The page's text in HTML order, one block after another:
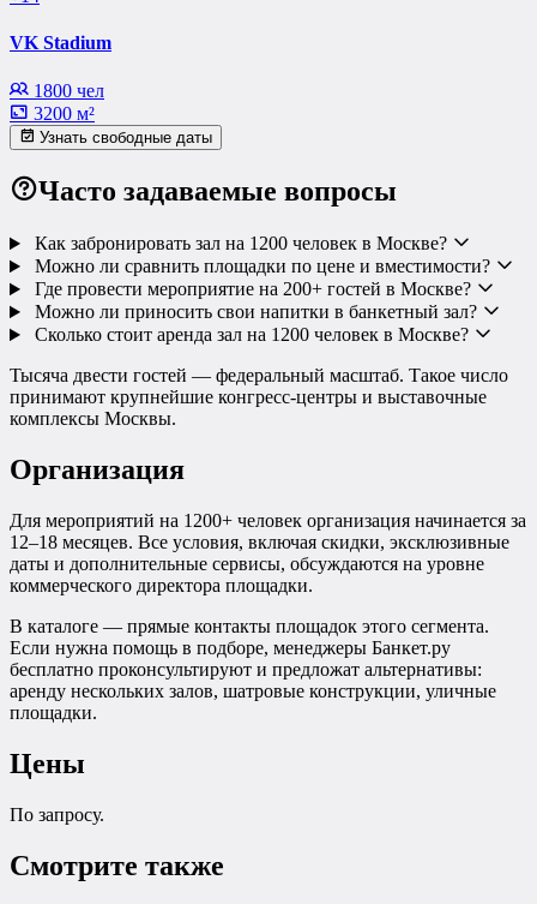
VK Stadium
1800 чел
3200 м²
Узнать свободные даты
Часто задаваемые вопросы
Как забронировать зал на 1200 человек в Москве?
Можно ли сравнить площадки по цене и вместимости?
Где провести мероприятие на 200+ гостей в Москве?
Можно ли приносить свои напитки в банкетный зал?
Сколько стоит аренда зал на 1200 человек в Москве?
Тысяча двести гостей — федеральный масштаб. Такое число
принимают крупнейшие конгресс-центры и выставочные
комплексы Москвы.
Организация
Для мероприятий на 1200+ человек организация начинается за
12–18 месяцев. Все условия, включая скидки, эксклюзивные
даты и дополнительные сервисы, обсуждаются на уровне
коммерческого директора площадки.
В каталоге — прямые контакты площадок этого сегмента.
Если нужна помощь в подборе, менеджеры Банкет.ру
бесплатно проконсультируют и предложат альтернативы:
аренду нескольких залов, шатровые конструкции, уличные
площадки.
Цены
По запросу.
Смотрите также